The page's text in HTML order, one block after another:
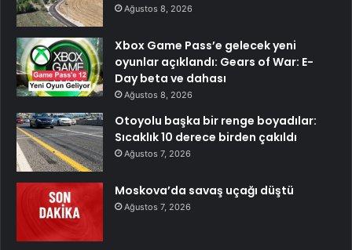
Ağustos 8, 2026
Xbox Game Pass’e gelecek yeni
oyunlar açıklandı: Gears of War: E-
Day beta ve dahası
Ağustos 8, 2026
Otoyolu başka bir renge boyadılar:
Sıcaklık 10 derece birden çakıldı
Ağustos 7, 2026
Moskova’da savaş uçağı düştü
Ağustos 7, 2026